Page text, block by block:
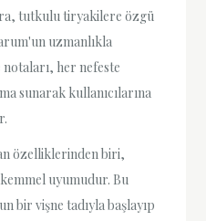
tutkulu tiryakilere özgü
uzmanlıkla
notaları, her nefeste
sunarak kullanıcılarına
özelliklerinden biri,
uyumudur. Bu
bir vişne tadıyla başlayıp